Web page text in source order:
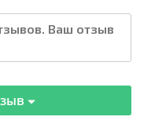
Ваш отзыв